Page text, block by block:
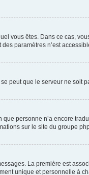
vous êtes. Dans ce cas,
paramètres n’est
peut que le serveur ne soit
personne n’a encore
sur le site du groupe
La première est
unique et personnelle à